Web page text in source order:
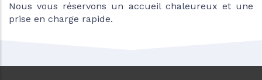
Nous vous réservons un accueil chaleureux et une
prise en charge rapide.